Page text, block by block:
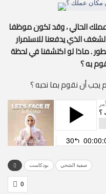
الحالي ، وقد تكون موظفا
الذي يدفعنا للاستمرار
. ماذا لو اكتشفنا في لحظة
به ؟
أن نقوم بما نحبه ؟
بودكاست صفية الشحي
0